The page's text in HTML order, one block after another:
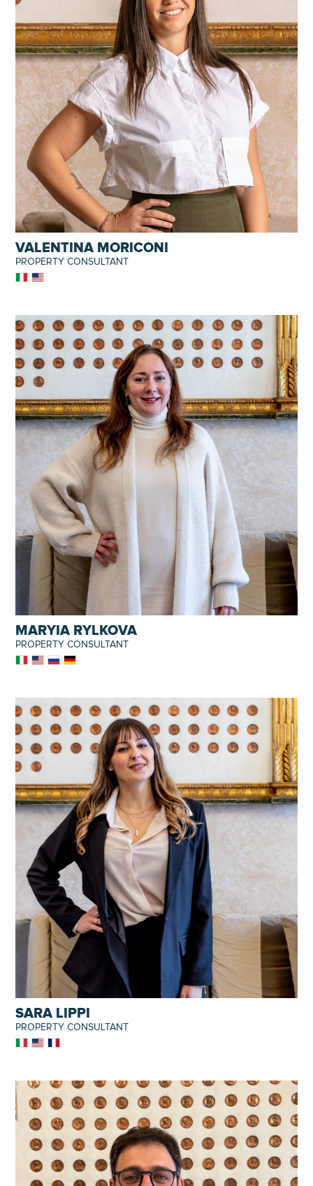
VALENTINA MORICONI
PROPERTY CONSULTANT
MARYIA RYLKOVA
PROPERTY CONSULTANT
SARA LIPPI
PROPERTY CONSULTANT